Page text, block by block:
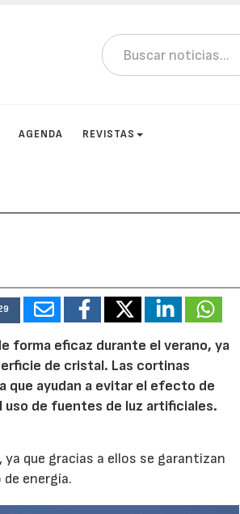
AGENDA REVISTAS
forma eficaz durante el verano, ya
de cristal. Las cortinas
que ayudan a evitar el efecto de
uso de fuentes de luz artificiales.
que gracias a ellos se garantizan
energía.